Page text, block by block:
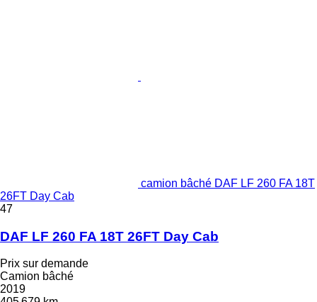
camion bâché DAF LF 260 FA 18T
26FT Day Cab
47
DAF LF 260 FA 18T 26FT Day Cab
Prix sur demande
Camion bâché
2019